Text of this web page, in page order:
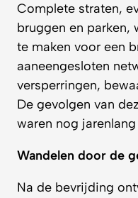
Complete straten,
bruggen en parken,
te maken voor een
aaneengesloten
versperringen,
De gevolgen van
waren nog
Wandelen door de
Na de bevrijding